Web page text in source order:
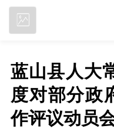
蓝山县人大
度对部分政
作评议动员